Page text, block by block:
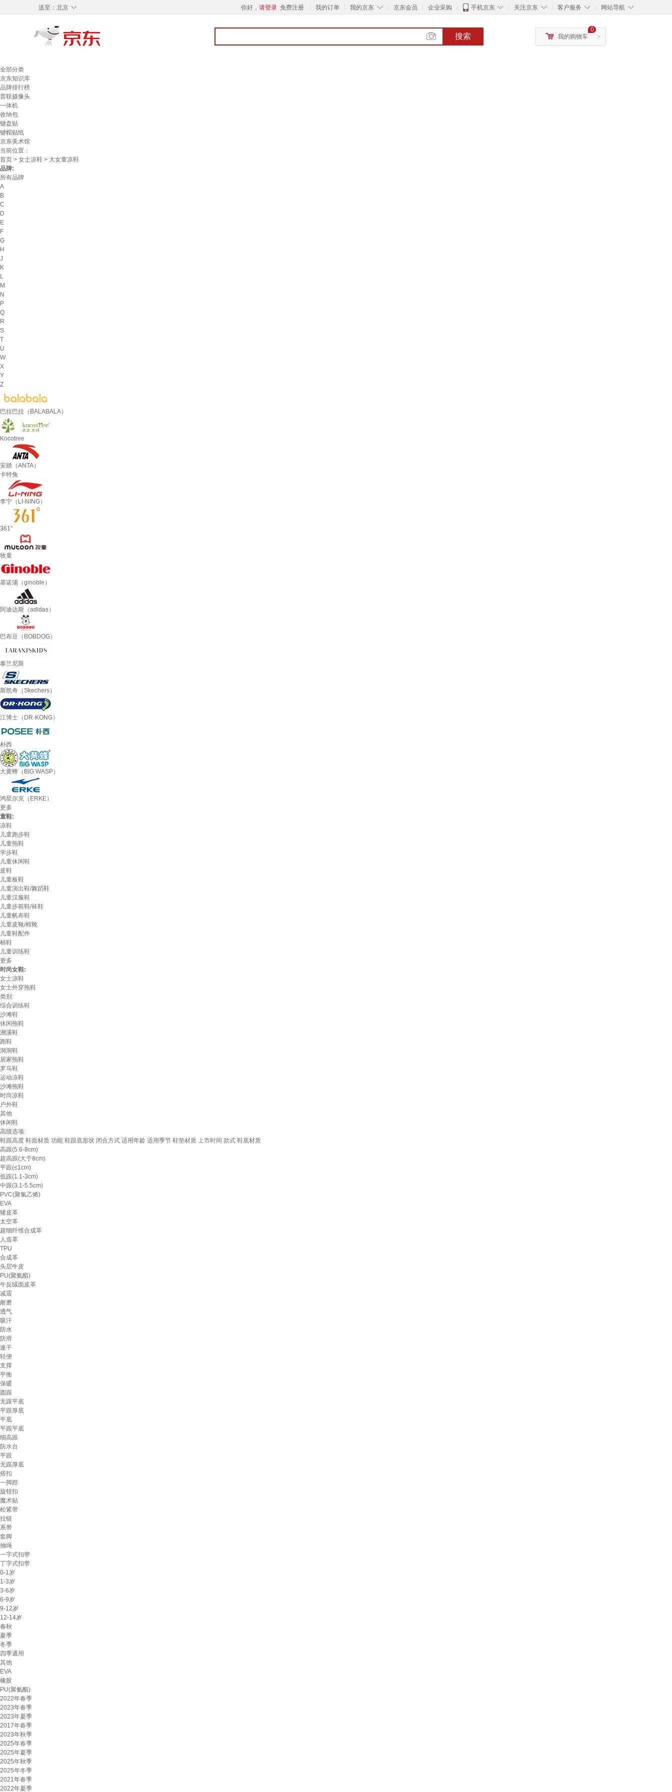
◇
送至： 北京 你好， 请登录 免费注册 我的订单 ◇
我的京东 京东会员 企业采购 ◇
手机京东 ◇
关注京东 ◇
客户服务 ◇
网站导航
搜索 >
0
我的购物车
全部分类
京东知识库
品牌排行榜
普联摄像头
一体机
收纳包
键盘贴
键帽贴纸
京东美术馆
当前位置：
首页 > 女士凉鞋 > 大女童凉鞋
品牌:
所有品牌
A
B
C
D
E
F
G
H
J
K
L
M
N
P
Q
R
S
T
U
W
X
Y
Z
巴拉巴拉（BALABALA）
Kocotree
安踏（ANTA）
卡特兔
李宁（LI-NING）
361°
牧童
基诺浦（ginoble）
阿迪达斯（adidas）
巴布豆（BOBDOG）
泰兰尼斯
斯凯奇（Skechers）
江博士（DR·KONG）
朴西
大黄蜂（BIG WASP）
鸿星尔克（ERKE）
更多
童鞋:
凉鞋
儿童跑步鞋
儿童拖鞋
学步鞋
儿童休闲鞋
皮鞋
儿童板鞋
儿童演出鞋/舞蹈鞋
儿童汉服鞋
儿童步前鞋/袜鞋
儿童帆布鞋
儿童皮靴/棉靴
儿童鞋配件
棉鞋
儿童训练鞋
更多
时尚女鞋:
女士凉鞋
女士外穿拖鞋
类别:
综合训练鞋
沙滩鞋
休闲拖鞋
溯溪鞋
跑鞋
洞洞鞋
居家拖鞋
罗马鞋
运动凉鞋
沙滩拖鞋
时尚凉鞋
户外鞋
其他
休闲鞋
高级选项:
鞋跟高度 鞋面材质 功能 鞋跟底形状 闭合方式 适用年龄 适用季节 鞋垫材质 上市时间 款式 鞋底材质
高跟(5.6-8cm)
超高跟(大于8cm)
平跟(≤1cm)
低跟(1.1-3cm)
中跟(3.1-5.5cm)
PVC(聚氯乙烯)
EVA
猪皮革
太空革
超细纤维合成革
人造革
TPU
合成革
头层牛皮
PU(聚氨酯)
牛反绒面皮革
减震
耐磨
透气
吸汗
防水
防滑
速干
轻便
支撑
平衡
保暖
圆跟
无跟平底
平跟厚底
平底
平跟平底
细高跟
防水台
平跟
无跟厚底
搭扣
一脚蹬
旋钮扣
魔术贴
松紧带
拉链
系带
套脚
抽绳
一字式扣带
丁字式扣带
0-1岁
1-3岁
3-6岁
6-9岁
9-12岁
12-14岁
春秋
夏季
冬季
四季通用
其他
EVA
橡胶
PU(聚氨酯)
2022年春季
2023年春季
2023年夏季
2017年春季
2023年秋季
2025年春季
2025年夏季
2025年秋季
2025年冬季
2021年春季
2022年夏季